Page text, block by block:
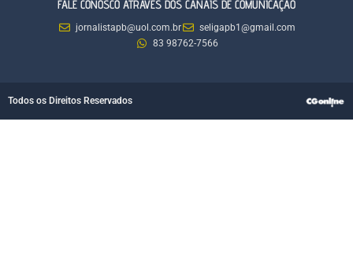
FALE CONOSCO ATRAVÉS DOS CANAIS DE COMUNICAÇÃO
jornalistapb@uol.com.br
seligapb1@gmail.com
83 98762-7566
Todos os Direitos Reservados